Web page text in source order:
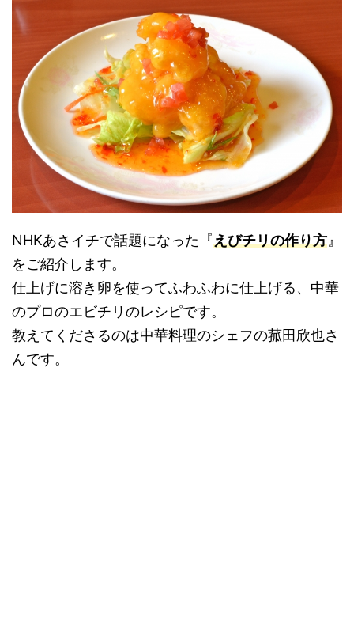
NHKあさイチで話題になった『えびチリの作り方 』
をご紹介します。
仕上げに溶き卵を使ってふわふわに仕上げる、中華
のプロのエビチリのレシピです。
教えてくださるのは中華料理のシェフの菰田欣也さ
んです。